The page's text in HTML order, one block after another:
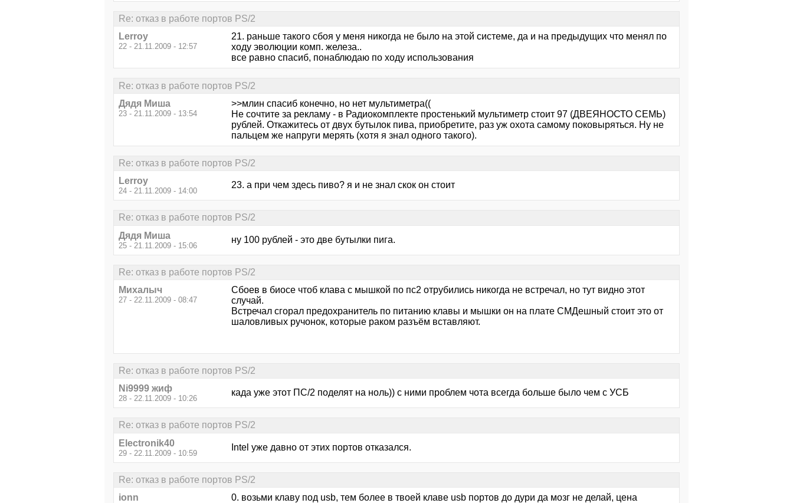
Re: отказ в работе портов PS/2
Lerroy
22 - 21.11.2009 - 12:57
21. раньше такого сбоя у меня никогда не было на этой системе, да и на предыдущих что менял по
ходу эволюции комп. железа..
все равно спасиб, понаблюдаю по ходу использования
Re: отказ в работе портов PS/2
Дядя Миша
23 - 21.11.2009 - 13:54
>>млин спасиб конечно, но нет мультиметра((
Не сочтите за рекламу - в Радиокомплекте простенький мультиметр стоит 97 (ДВЕЯНОСТО СЕМЬ)
рублей. Откажитесь от двух бутылок пива, приобретите, раз уж охота самому поковыряться. Ну не
пальцем же напруги мерять (хотя я знал одного такого).
Re: отказ в работе портов PS/2
Lerroy
24 - 21.11.2009 - 14:00
23. а при чем здесь пиво? я и не знал скок он стоит
Re: отказ в работе портов PS/2
Дядя Миша
25 - 21.11.2009 - 15:06
ну 100 рублей - это две бутылки пига.
Re: отказ в работе портов PS/2
Михалыч
27 - 22.11.2009 - 08:47
Сбоев в биосе чтоб клава с мышкой по пс2 отрубились никогда не встречал, но тут видно этот
случай.
Встречал сгорал предохранитель по питанию клавы и мышки он на плате СМДешный стоит это от
шаловливых ручонок, которые раком разъём вставляют.
Re: отказ в работе портов PS/2
Ni9999 жиф
28 - 22.11.2009 - 10:26
када уже этот ПС/2 поделят на ноль)) с ними проблем чота всегда больше было чем с УСБ
Re: отказ в работе портов PS/2
Electronik40
29 - 22.11.2009 - 10:59
Intel уже давно от этих портов отказался.
Re: отказ в работе портов PS/2
ionn
0. возьми клаву под usb, тем более в твоей клаве usb портов до дури да мозг не делай, цена